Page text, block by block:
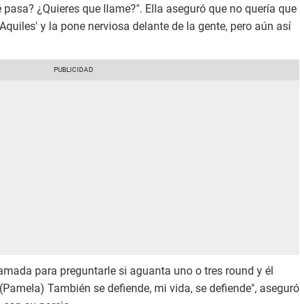
¿Quieres que llame?". Ella aseguró que no quería que
y la pone nerviosa delante de la gente, pero aún así
para preguntarle si aguanta uno o tres round y él
También se defiende, mi vida, se defiende", aseguró